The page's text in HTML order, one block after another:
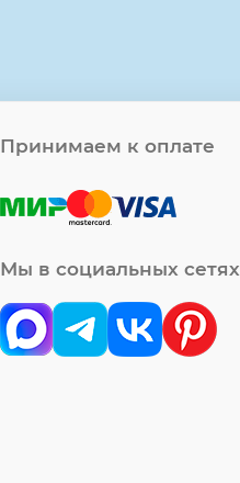
Принимаем к оплате
Мы в социальных сетях